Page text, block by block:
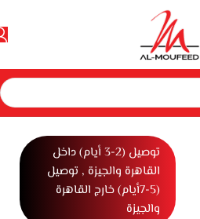
مكنسة كهربائية مكنسة كهربائية للمنزل
توصيل (2-3 أيام) داخل
القاهرة والجيزة , توصيل
(5-7أيام) خارج القاهرة
والجيزة